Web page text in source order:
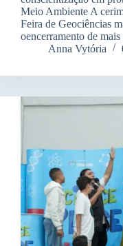
Meio Ambiente A
Feira de Geociências
oencerramento de
Anna Vytória